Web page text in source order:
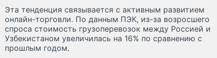
Эта тенденция связывается с активным развитием
онлайн-торговли. По данным ПЭК, из-за возросшего
спроса стоимость грузоперевозок между Россией и
Узбекистаном увеличилась на 16% по сравнению с
прошлым годом.